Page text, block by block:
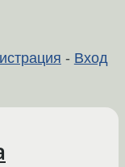
- Вход